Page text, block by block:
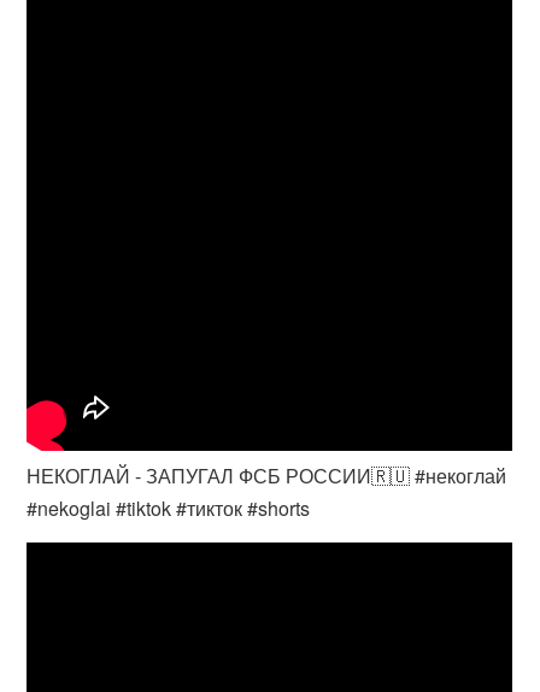
НЕКОГЛАЙ - ЗАПУГАЛ ФСБ РОССИИ🇷🇺 #некоглай
#nekoglai #tiktok #тикток #shorts